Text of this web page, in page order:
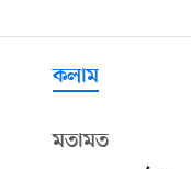
কলাম
মতামত